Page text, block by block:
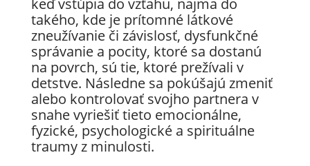
keď vstúpia do vzťahu, najmä do
takého, kde je prítomné látkové
zneužívanie či závislosť, dysfunkčné
správanie a pocity, ktoré sa dostanú
na povrch, sú tie, ktoré prežívali v
detstve. Následne sa pokúšajú zmeniť
alebo kontrolovať svojho partnera v
snahe vyriešiť tieto emocionálne,
fyzické, psychologické a spirituálne
traumy z minulosti.